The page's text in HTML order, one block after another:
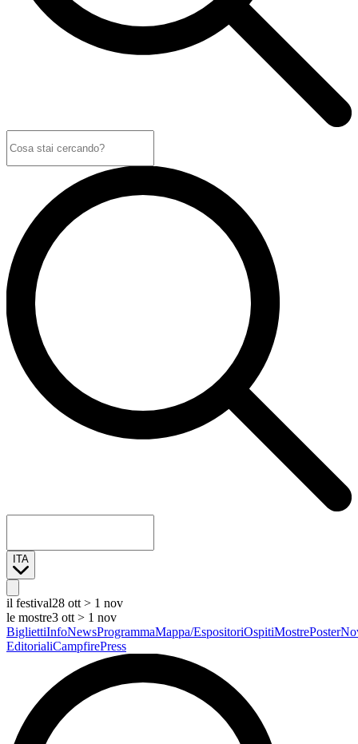
ITA
il festival28 ott > 1 nov
le mostre3 ott > 1 nov
BigliettiInfoNewsProgrammaMappa/EspositoriOspitiMostrePoster
EditorialiCampfirePress